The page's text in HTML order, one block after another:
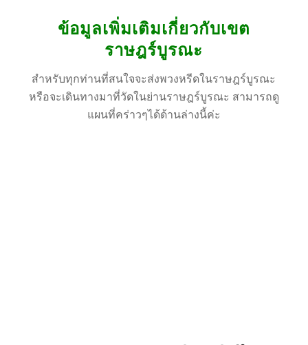
ข้อมูลเพิ่มเติมเกี่ยวกับเขต
ราษฎร์บูรณะ
สำหรับทุกท่านที่สนใจจะส่งพวงหรีดในราษฎร์บูรณะ
หรือจะเดินทางมาที่วัดในย่านราษฎร์บูรณะ สามารถดู
แผนที่คร่าวๆได้ด้านล่างนี้ค่ะ